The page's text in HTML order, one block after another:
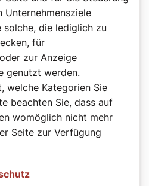
Den Beweis dafür bringt
barockes Gewand mit
und Maria sind prunkvoll
die Heiligen Drei
Roswitha Schreiber-
stehen
aus Blech gefertigt
in der Sammlung stammt
Unternehmensziele
die lediglich zu
für
zur Anzeige
genutzt werden.
welche Kategorien Sie
beachten Sie, dass auf
womöglich nicht mehr
Seite zur Verfügung